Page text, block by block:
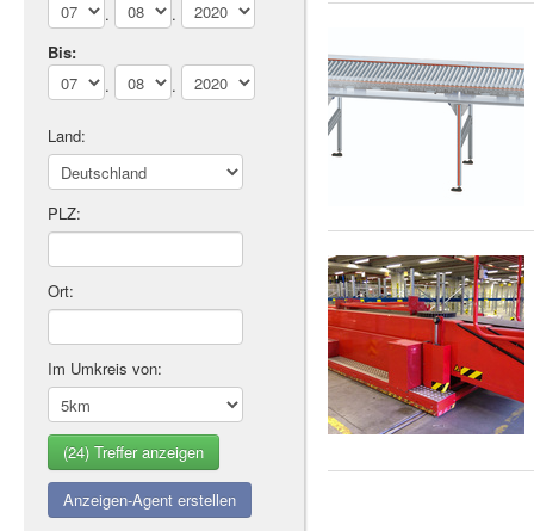
.
.
Bis:
.
.
Land:
PLZ:
Ort:
Im Umkreis von:
Anzeigen-Agent erstellen